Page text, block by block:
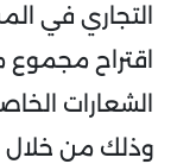
التجاري في
اقتراح
الشعارات
وذلك من خلال